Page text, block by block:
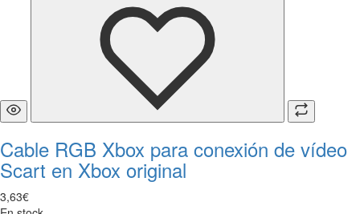
Cable RGB Xbox para conexión de vídeo
Scart en Xbox original
3,63€